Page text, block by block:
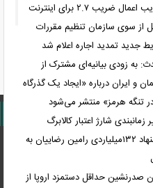
تکذیب اعمال ضریب ۲.۷ برای اینترنت
از سوی سازمان تنظیم مقررات
جدید تمدید اجاره اعلام شد
به زودی بیانیه‌ای مشترک از
و ایران درباره «ایجاد یک گذرگاه
تنگه هرمز» منتشر می‌شود
زمانبندی‌ شارژ اعتبار کالابرگ
پیشنهاد ۱۳۲میلیاردی رامین رضاییان به
صدرنشین حداقل دستمزد اروپا از